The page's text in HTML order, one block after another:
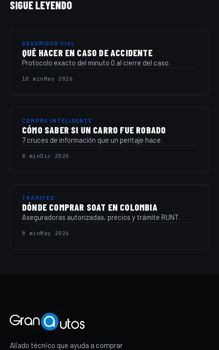
SIGUE LEYENDO
SEGURIDAD VIAL
QUÉ HACER EN CASO DE ACCIDENTE
Protocolo exacto del minuto 0 al cierre del caso.
10 min May 2026
COMPRA INTELIGENTE
CÓMO SABER SI UN CARRO FUE ROBADO
7 cruces de información que un peritaje hace.
8 minDic 2025
TRÁMITES
DÓNDE COMPRAR SOAT EN COLOMBIA
Aseguradoras autorizadas, precios y trámite RUNT.
8 minMay 2026
Aliado técnico que ayuda a comprar